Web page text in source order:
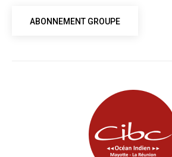
ABONNEMENT GROUPE